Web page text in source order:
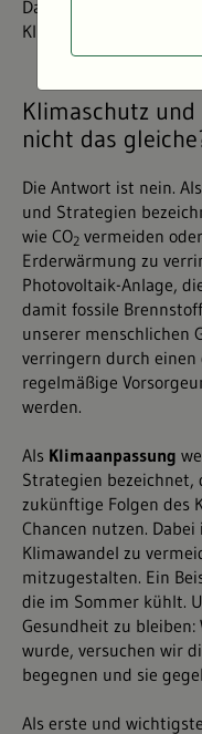
Dachbegrünung als
Klimawandelfolgen.
Klimaschutz
nicht das
Die Antwort ist nein. Als
und Strategien
wie CO2 vermeiden
Erderwärmung zu
Photovoltaik-Anlage,
damit fossile
unserer menschlichen
verringern durch
regelmäßige
werden.
Als Klimaanpassung
Strategien bezeichnet,
zukünftige Folgen des
Chancen nutzen.
Klimawandel zu
mitzugestalten. Ein
die im Sommer kühlt.
Gesundheit zu
wurde, versuchen wir
begegnen und sie
Als erste und